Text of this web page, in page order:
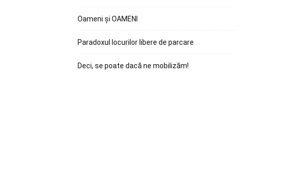
Oameni și OAMENI
Paradoxul locurilor libere de parcare
Deci, se poate dacă ne mobilizăm!